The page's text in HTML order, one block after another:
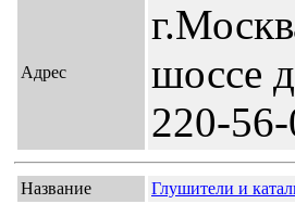
Адрес
шоссе
220-
Название Глушители и